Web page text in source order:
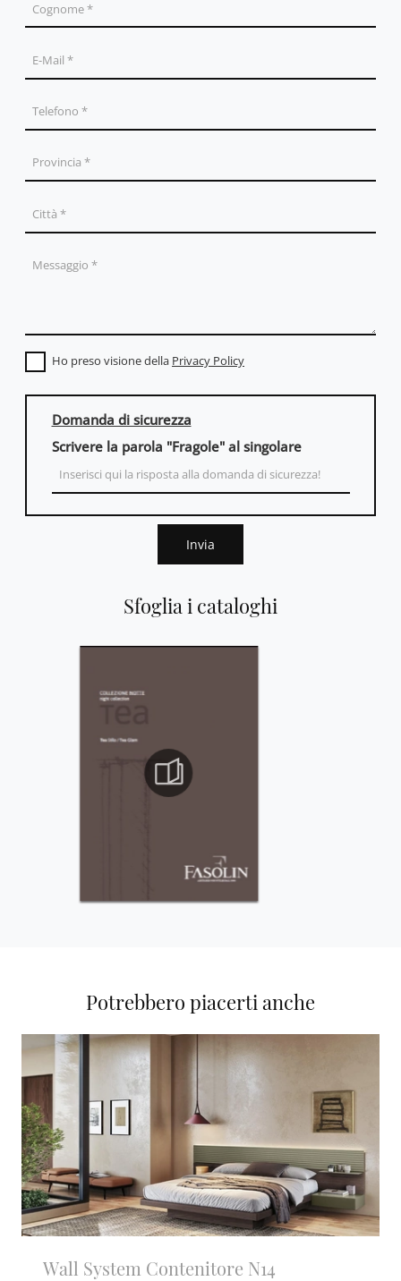
Sfoglia i cataloghi
Ho preso visione della Privacy Policy
Domanda di sicurezza
Scrivere la parola "Fragole" al singolare
Invia
Potrebbero piacerti anche
Wall System Contenitore N14